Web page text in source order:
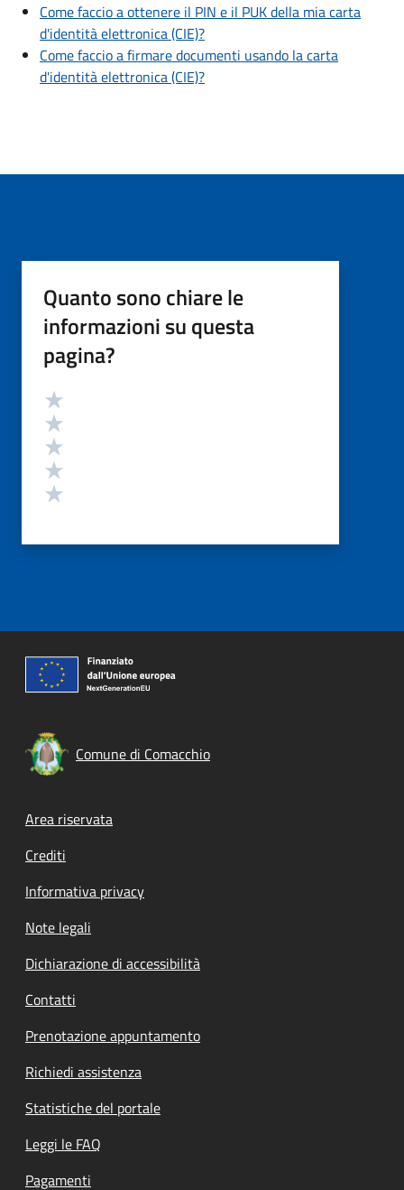
Come faccio a ottenere il PIN e il PUK della mia carta
d'identità elettronica (CIE)?
Come faccio a firmare documenti usando la carta
d'identità elettronica (CIE)?
Quanto sono chiare le
informazioni su questa
pagina?
Valutazione
Comune di Comacchio
Footer menu
Area riservata
Crediti
Informativa privacy
Note legali
Dichiarazione di accessibilità
Contatti
Prenotazione appuntamento
Richiedi assistenza
Statistiche del portale
Leggi le FAQ
Pagamenti